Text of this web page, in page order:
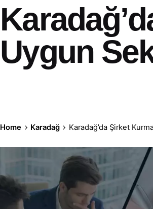
Uygun
Home Karadağ Karadağ’da Şirket